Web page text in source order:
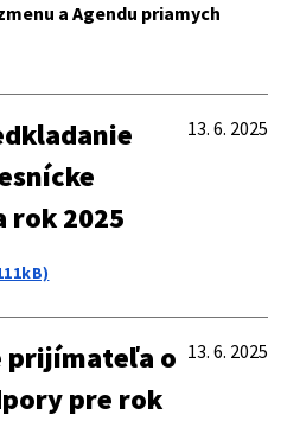
a Agendu priamych
rok 2025
13. 6. 2025
prijímateľa o
pre rok
13. 6. 2025